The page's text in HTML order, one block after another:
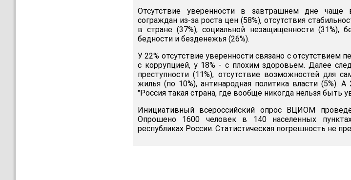
Отсутствие уверенности в завтрашнем дне чаще
сограждан из-за роста цен (58%), отсутствия
в стране (37%), социальной незащищенности (31%),
бедности и безденежья (26%).
У 22% отсутствие уверенности связано с отсутствием
с коррупцией, у 18% - с плохим здоровьем. Далее
преступности (11%), отсутствие возможностей для
жилья (по 10%), антинародная политика власти (5%).
"Россия такая страна, где вообще никогда нельзя быть
Инициативный всероссийский опрос ВЦИОМ
Опрошено 1600 человек в 140 населенных
республиках России. Статистическая погрешность не